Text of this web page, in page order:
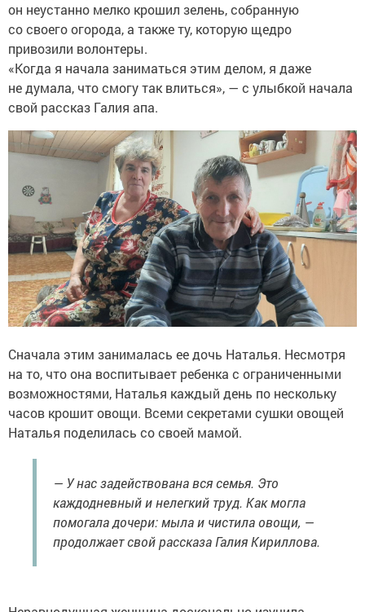
он неустанно мелко крошил зелень, собранную
со своего огорода, а также ту, которую щедро
привозили волонтеры.
«Когда я начала заниматься этим делом, я даже
не думала, что смогу так влиться», — с улыбкой начала
свой рассказ Галия апа.
Сначала этим занималась ее дочь Наталья. Несмотря
на то, что она воспитывает ребенка с ограниченными
возможностями, Наталья каждый день по нескольку
часов крошит овощи. Всеми секретами сушки овощей
Наталья поделилась со своей мамой.
— У нас задействована вся семья. Это
каждодневный и нелегкий труд. Как могла
помогала дочери: мыла и чистила овощи, —
продолжает свой рассказа Галия Кириллова.